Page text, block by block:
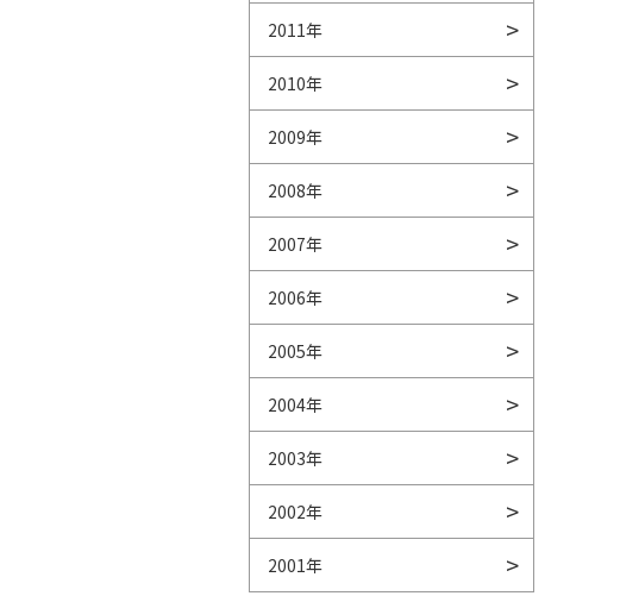
2011年
2010年
2009年
2008年
2007年
2006年
2005年
2004年
2003年
2002年
2001年